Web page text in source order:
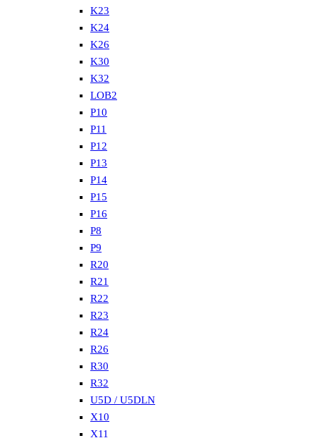
K23
K24
K26
K30
K32
LOB2
P10
P11
P12
P13
P14
P15
P16
P8
P9
R20
R21
R22
R23
R24
R26
R30
R32
U5D / U5DLN
X10
X11